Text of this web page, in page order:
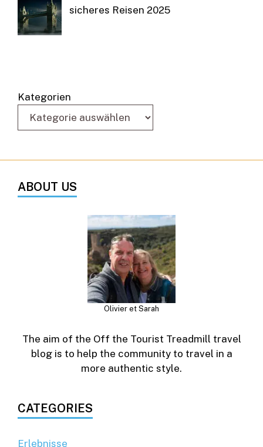
sicheres Reisen 2025
Kategorien
ABOUT US
Olivier et Sarah
The aim of the Off the Tourist Treadmill travel
blog is to help the community to travel in a
more authentic style.
CATEGORIES
Erlebnisse